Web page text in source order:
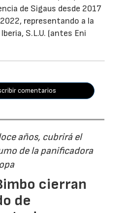
de Sigaus desde 2017
representando a la
S.L.U. (antes Eni
comentarios
años, cubrirá el
de la panificadora
cierran
de